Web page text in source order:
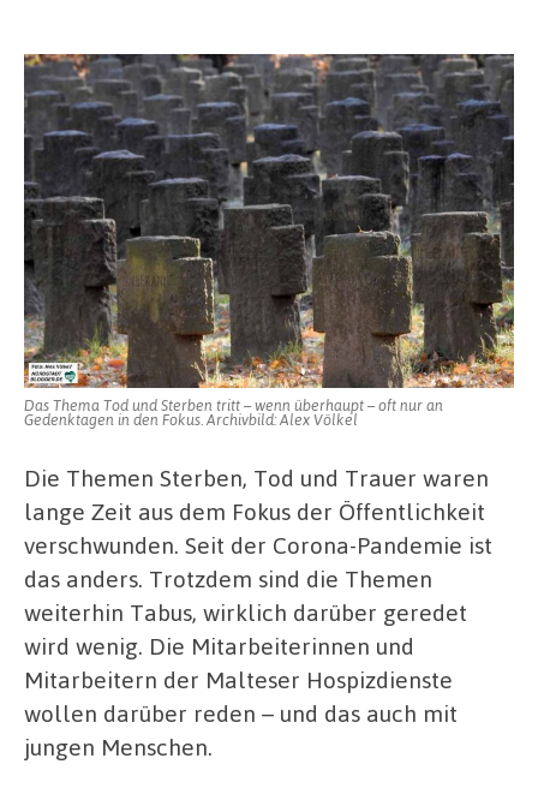
death:
Malteser
Hospizdienste
reden
Dortmund
mit
Schüler*innen
über
Sterben,
Tod
und
Trauer
Das Thema Tod und Sterben tritt – wenn überhaupt – oft nur an
Gedenktagen in den Fokus. Archivbild: Alex Völkel
Die Themen Sterben, Tod und Trauer waren
lange Zeit aus dem Fokus der Öffentlichkeit
verschwunden. Seit der Corona-Pandemie ist
das anders. Trotzdem sind die Themen
weiterhin Tabus, wirklich darüber geredet
wird wenig. Die Mitarbeiterinnen und
Mitarbeitern der Malteser Hospizdienste
wollen darüber reden – und das auch mit
jungen Menschen.